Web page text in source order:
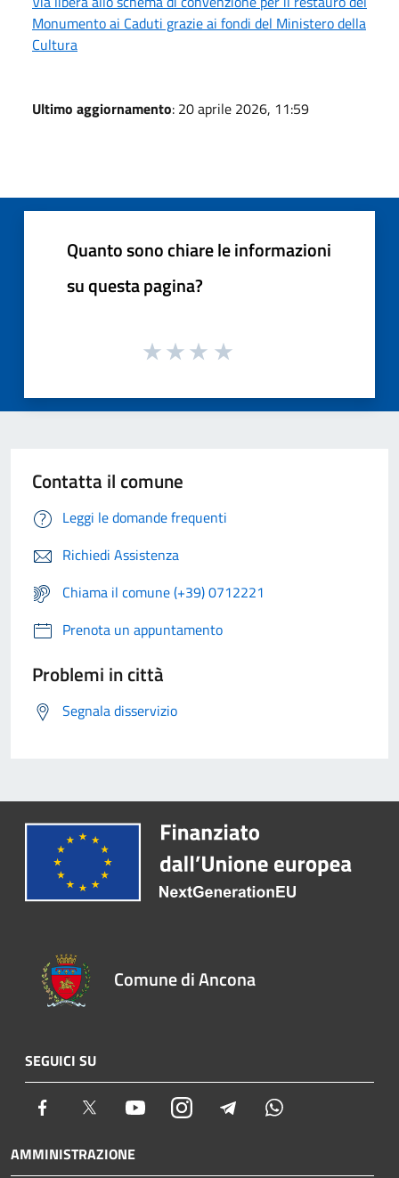
Monumento ai Caduti grazie ai fondi del Ministero della
Cultura
Ultimo aggiornamento: 20 aprile 2026, 11:59
Quanto sono chiare le informazioni
su questa pagina?
Contatta il comune
Leggi le domande frequenti
Richiedi Assistenza
Chiama il comune (+39) 0712221
Prenota un appuntamento
Problemi in città
Segnala disservizio
Comune di Ancona
SEGUICI SU
Facebook Twitter YoutubeInstagram Telegram
AMMINISTRAZIONE